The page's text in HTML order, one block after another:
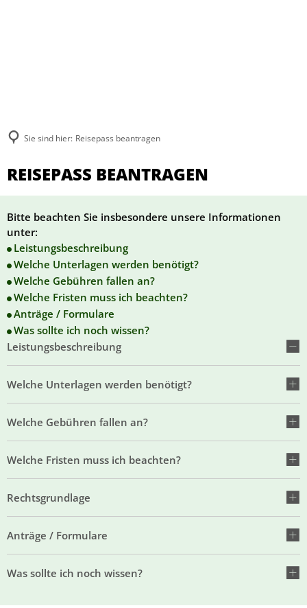
Sie sind hier: Reisepass beantragen
REISEPASS BEANTRAGEN
Bitte beachten Sie insbesondere unsere Informationen
unter:
Leistungsbeschreibung
Welche Unterlagen werden benötigt?
Welche Gebühren fallen an?
Welche Fristen muss ich beachten?
Anträge / Formulare
Was sollte ich noch wissen?
Leistungsbeschreibung
Welche Unterlagen werden benötigt?
Welche Gebühren fallen an?
Welche Fristen muss ich beachten?
Rechtsgrundlage
Anträge / Formulare
Was sollte ich noch wissen?